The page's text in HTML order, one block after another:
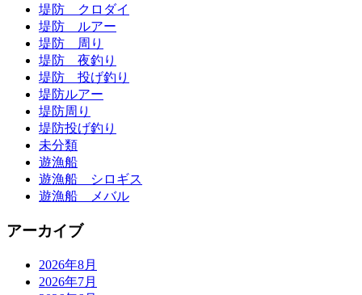
堤防 クロダイ
堤防 ルアー
堤防 周り
堤防 夜釣り
堤防 投げ釣り
堤防ルアー
堤防周り
堤防投げ釣り
未分類
遊漁船
遊漁船 シロギス
遊漁船 メバル
アーカイブ
2026年8月
2026年7月